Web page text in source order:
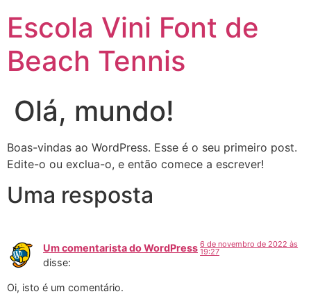
Escola Vini Font de
Beach Tennis
Olá, mundo!
Boas-vindas ao WordPress. Esse é o seu primeiro post.
Edite-o ou exclua-o, e então comece a escrever!
Uma resposta
Um comentarista do WordPress
disse:
6 de novembro de 2022 às
19:27
Oi, isto é um comentário.